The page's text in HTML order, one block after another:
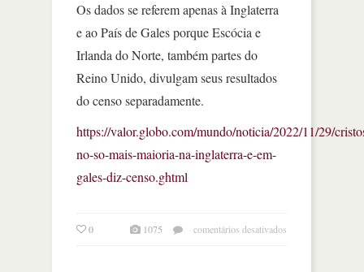
Os dados se referem apenas à Inglaterra
e ao País de Gales porque Escócia e
Irlanda do Norte, também partes do
Reino Unido, divulgam seus resultados
do censo separadamente.
https://valor.globo.com/mundo/noticia/2022/11/29/
no-so-mais-maioria-na-inglaterra-e-em-
gales-diz-censo.ghtml
0 1075 comentários desativados